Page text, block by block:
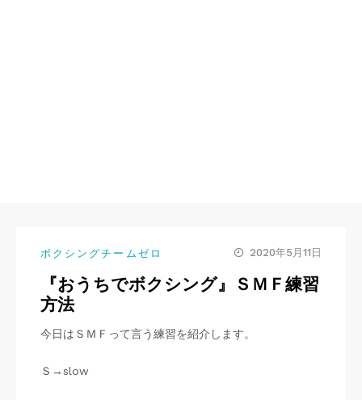
ボクシングチームゼロ 2020年5月11日
『おうちでボクシング』ＳＭＦ練習
方法
今日はＳＭＦって言う練習を紹介します。
Ｓ→slow